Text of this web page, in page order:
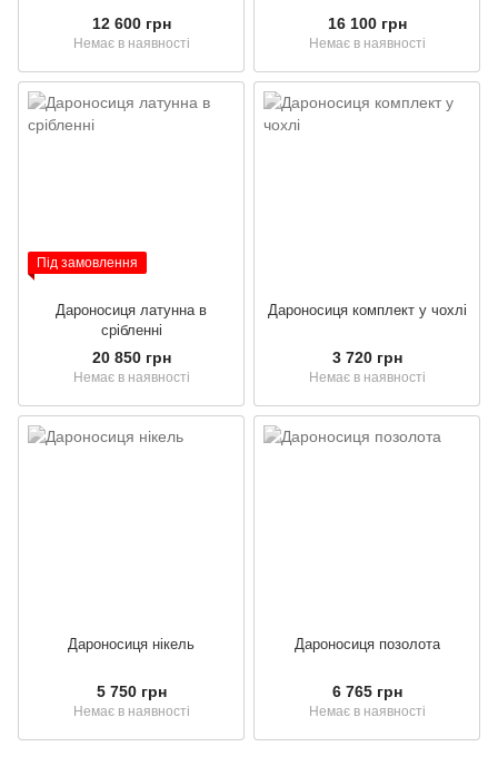
12 600 грн
Немає в наявності
16 100 грн
Немає в наявності
Під замовлення
Дароносиця латунна в
срібленнi
20 850 грн
Немає в наявності
Дароносиця комплект у чохлі
3 720 грн
Немає в наявності
Дароносиця нікель
5 750 грн
Немає в наявності
Дароносиця позолота
6 765 грн
Немає в наявності